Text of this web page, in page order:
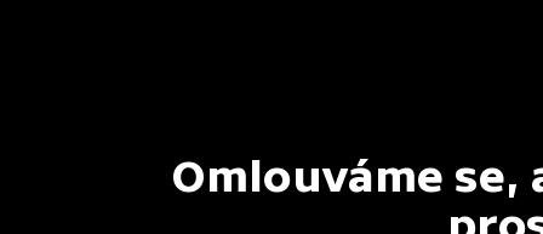
Omlouváme se,